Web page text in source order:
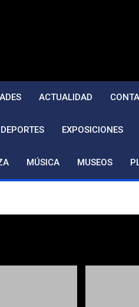
ACTUALIDAD
DEPORTES EXPOSICIONES
MÚSICA MUSEOS